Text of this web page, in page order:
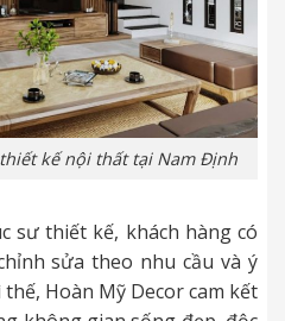
kế nội thất tại Nam Định
sư thiết kế, khách hàng có
sửa theo nhu cầu và ý
Hoàn Mỹ Decor cam kết